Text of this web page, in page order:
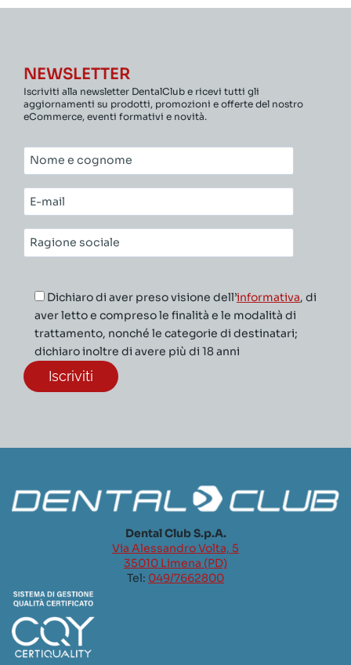
NEWSLETTER
Iscriviti alla newsletter DentalClub e ricevi tutti gli
aggiornamenti su prodotti, promozioni e offerte del nostro
eCommerce, eventi formativi e novità.
Nome
e
cognome*
E-
mail*
Ragione
sociale*
Dichiaro di aver preso visione dell’informativa, di
aver letto e compreso le finalità e le modalità di
trattamento, nonché le categorie di destinatari;
dichiaro inoltre di avere più di 18 anni
Dental Club S.p.A.
Via Alessandro Volta, 5
35010 Limena (PD)
Tel: 049/7662800